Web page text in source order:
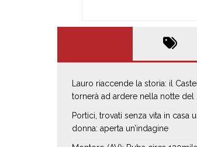
Lauro riaccende la storia: il
tornerà ad ardere nella notte del
Portici, trovati senza vita in casa
donna: aperta un’indagine